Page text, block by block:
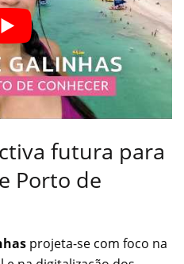
futura para
Porto de
projeta-se com foco na